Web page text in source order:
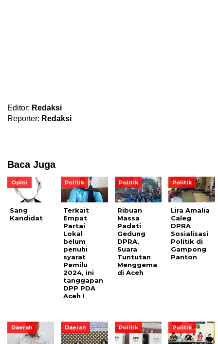
Editor: Redaksi
Reporter: Redaksi
Baca Juga
Opini
Sang
Kandidat
Politik
Terkait
Empat
Partai
Lokal
belum
penuhi
syarat
Pemilu
2024, ini
tanggapan
DPP PDA
Aceh !
Politik
Ribuan
Massa
Padati
Gedung
DPRA,
Suara
Tuntutan
Menggema
di Aceh
Politik
Lira Amalia
Caleg
DPRA
Sosialisasi
Politik di
Gampong
Panton
Daerah Daerah Politik Politik